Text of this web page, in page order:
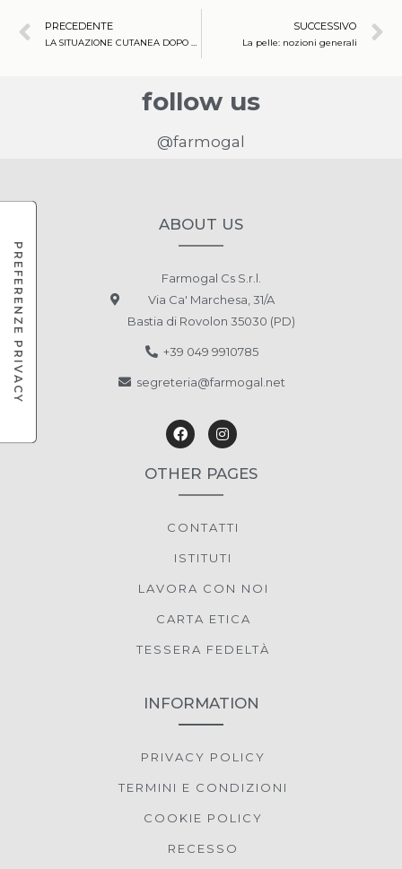
PRECEDENTE SUCCESSIVO
La pelle: nozioni generali
follow us
@farmogal
ABOUT US
Farmogal Cs S.r.l.
Via Ca' Marchesa, 31/A
Bastia di Rovolon 35030 (PD)
+39 049 9910785
segreteria@farmogal.net
OTHER PAGES
CONTATTI
ISTITUTI
LAVORA CON NOI
CARTA ETICA
TESSERA FEDELTÀ
INFORMATION
PRIVACY POLICY
TERMINI E CONDIZIONI
COOKIE POLICY
RECESSO